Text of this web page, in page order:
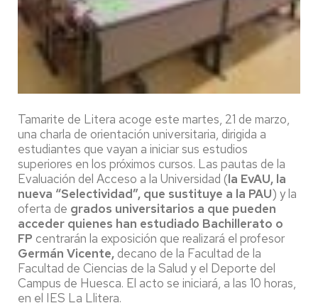
Tamarite de Litera acoge este martes, 21 de marzo,
una charla de orientación universitaria, dirigida a
estudiantes que vayan a iniciar sus estudios
superiores en los próximos cursos. Las pautas de la
Evaluación del Acceso a la Universidad (la EvAU, la
nueva “Selectividad”, que sustituye a la PAU) y la
oferta de grados universitarios a que pueden
acceder quienes han estudiado Bachillerato o
FP centrarán la exposición que realizará el profesor
Germán Vicente,decano de la Facultad de la
Facultad de Ciencias de la Salud y el Deporte del
Campus de Huesca. El acto se iniciará, a las 10 horas,
en el IES La Llitera.